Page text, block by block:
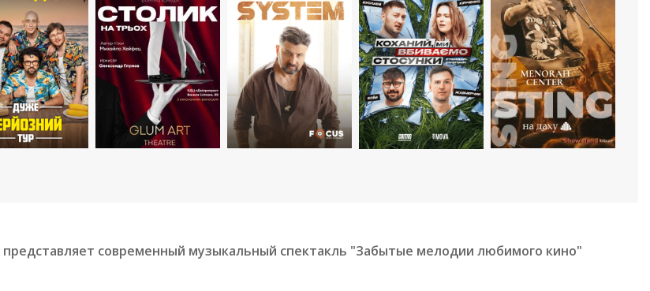
современный музыкальный спектакль "Забытые мелодии любимого кино"